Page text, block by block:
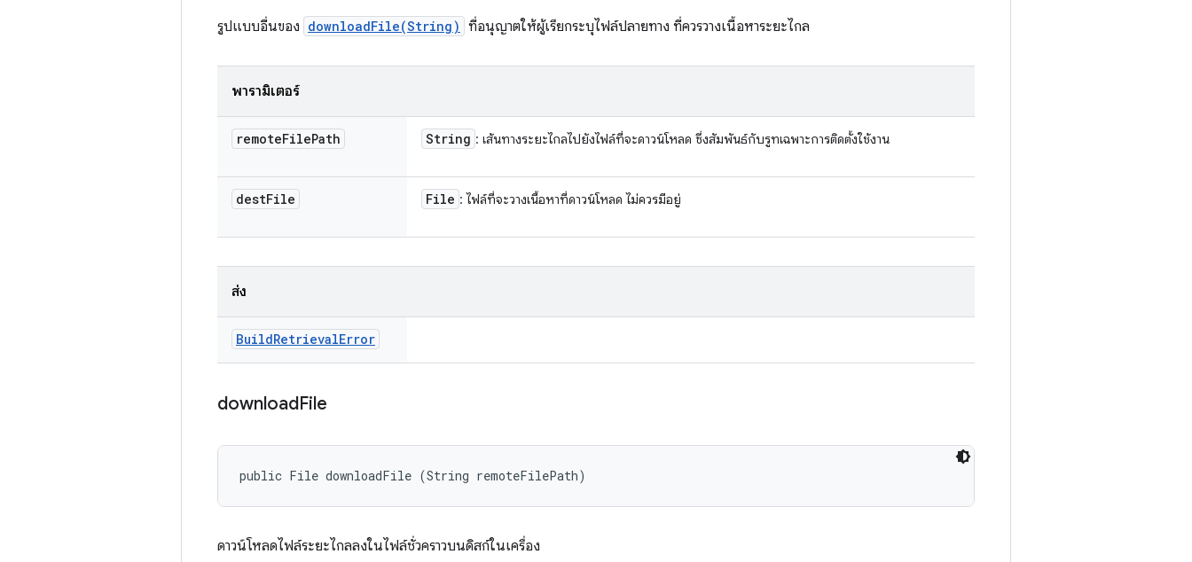
รูปแบบอื่นของ downloadFile(String) ที่อนุญาตให้ผู้เรียกระบุไฟล์ปลายทาง ที่ควรวางเนื้อหาระยะไกล
พารามิเตอร์
remoteFilePath String : เส้นทางระยะไกลไปยังไฟล์ที่จะดาวน์โหลด ซึ่งสัมพันธ์กับรูทเฉพาะการติดตั้งใช้งาน
destFile File : ไฟล์ที่จะวางเนื้อหาที่ดาวน์โหลด ไม่ควรมีอยู่
ส่ง
BuildRetrievalError
downloadFile
public File downloadFile (String remoteFilePath)
ดาวน์โหลดไฟล์ระยะไกลลงในไฟล์ชั่วคราวบนดิสก์ในเครื่อง